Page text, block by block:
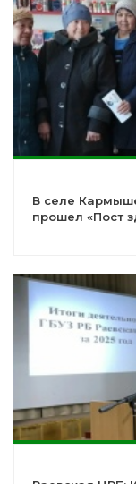
В селе
прошел «Пост